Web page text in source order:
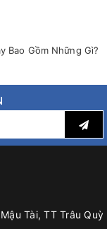
Bao Gồm Những Gì?
Tài, TT Trâu Quỳ